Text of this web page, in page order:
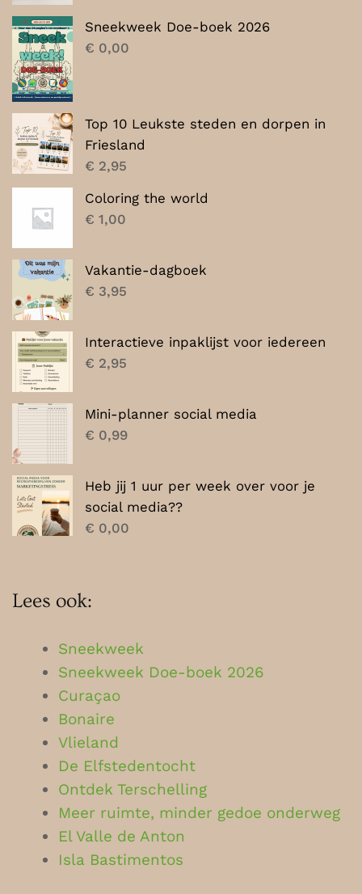
€ 7,00.
€ 5,00.
Sneekweek Doe-boek 2026
€ 0,00
Top 10 Leukste steden en dorpen in
Friesland
€ 2,95
Coloring the world
€ 1,00
Vakantie-dagboek
€ 3,95
Interactieve inpaklijst voor iedereen
€ 2,95
Mini-planner social media
€ 0,99
Heb jij 1 uur per week over voor je
social media??
€ 0,00
Lees ook:
Sneekweek
Sneekweek Doe-boek 2026
Curaçao
Bonaire
Vlieland
De Elfstedentocht
Ontdek Terschelling
Meer ruimte, minder gedoe onderweg
El Valle de Anton
Isla Bastimentos